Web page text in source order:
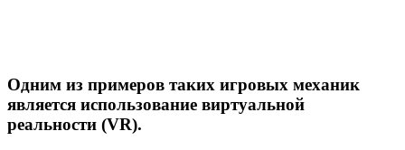
Одним из примеров таких игровых механик
является использование виртуальной
реальности (VR).